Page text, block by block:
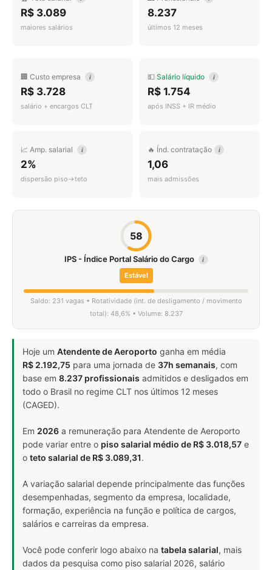
R$ 3.089
maiores salários
8.237
últimos 12 meses
🏢 Custo empresa i
R$ 3.728
salário + encargos CLT
💵 Salário líquido i
R$ 1.754
após INSS + IR médio
📈 Amp. salarial i
2%
dispersão piso→teto
🔥 Índ. contratação i
1,06
mais admissões
58
IPS - Índice Portal Salário do Cargo i
Estável
Saldo: 231 vagas • Rotatividade (int. de desligamento / movimento
total): 48,6% • Volume: 8.237
Hoje um Atendente de Aeroporto ganha em média
R$ 2.192,75 para uma jornada de 37h semanais, com
base em 8.237 profissionais admitidos e desligados em
todo o Brasil no regime CLT nos últimos 12 meses
(CAGED).
Em 2026 a remuneração para Atendente de Aeroporto
pode variar entre o piso salarial médio de R$ 3.018,57 e
o teto salarial de R$ 3.089,31.
A variação salarial depende principalmente das funções
desempenhadas, segmento da empresa, localidade,
formação, experiência na função e política de cargos,
salários e carreiras da empresa.
Você pode conferir logo abaixo na tabela salarial, mais
dados da pesquisa como piso salarial 2026, salário